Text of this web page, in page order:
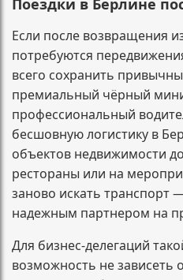
Если после возвращения
потребуются
всего сохранить
премиальный чёрный
профессиональный
бесшовную логистику в
объектов недвижимости
рестораны или на
заново искать
надежным партнером на
Для бизнес-делегаций
возможность не зависеть